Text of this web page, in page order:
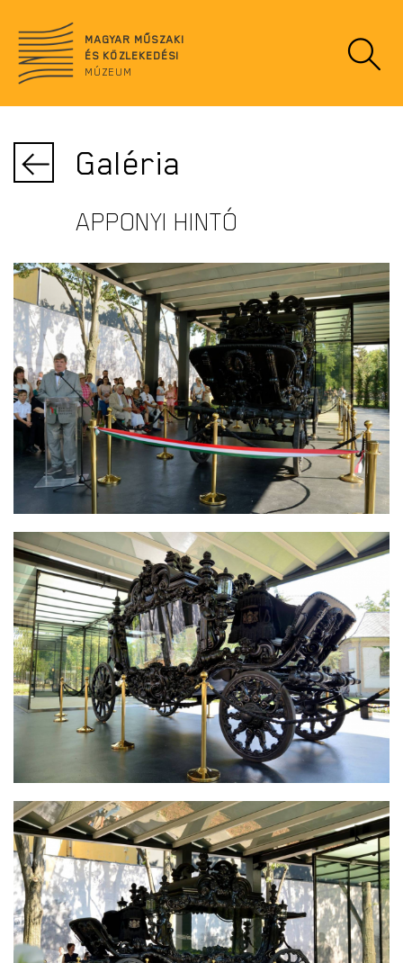
tartalomra
data
MAGYAR MŰSZAKI
ÉS KÖZLEKEDÉSI
MÚZEUM
Galéria
APPONYI HINTÓ
APPONYI HINTÓ
APPONYI HINTÓ
APPONYI HINTÓ